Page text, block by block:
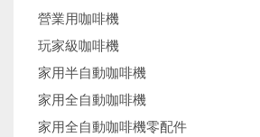
營業用咖啡機
玩家級咖啡機
家用半自動咖啡機
家用全自動咖啡機
家用全自動咖啡機零配件